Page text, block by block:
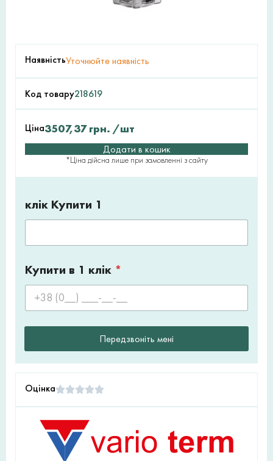
НаявністьУточнюйте наявність
Код товару218619
Ціна3507,37грн. /шт
Додати в кошик
*Ціна дійсна лише при замовленні з сайту
клік Купити 1
Купити в 1 клік *
Передзвоніть мені
Оцінка